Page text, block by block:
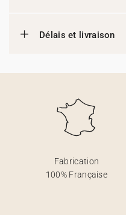
Délais et livraison
Fabrication
100% Française